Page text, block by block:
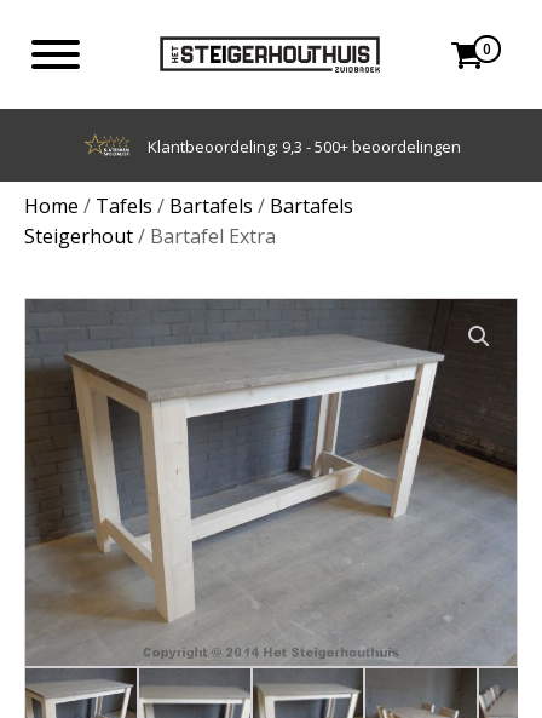
0
Achteraf betalen met Klarna
Home / Tafels / Bartafels / Bartafels
Steigerhout/ Bartafel Extra